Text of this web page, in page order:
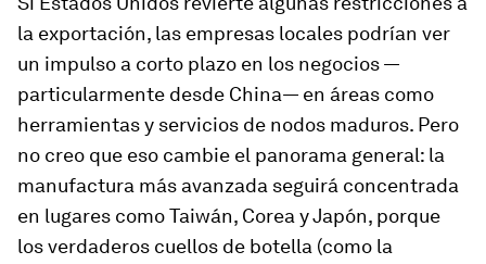
la exportación, las empresas locales podrían ver
un impulso a corto plazo en los negocios —
particularmente desde China— en áreas como
herramientas y servicios de nodos maduros. Pero
no creo que eso cambie el panorama general: la
manufactura más avanzada seguirá concentrada
en lugares como Taiwán, Corea y Japón, porque
los verdaderos cuellos de botella (como la